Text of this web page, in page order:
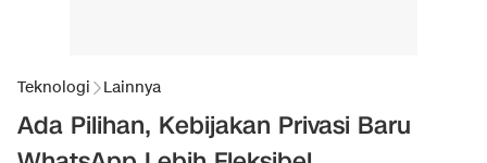
Teknologi Lainnya
Ada Pilihan, Kebijakan Privasi Baru